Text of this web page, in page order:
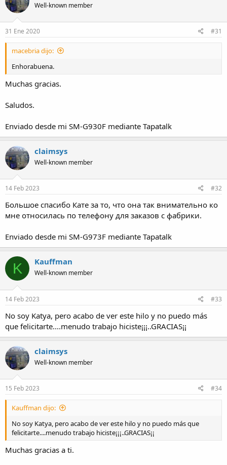
Well-known member
31 Ene 2020 #31
macebria dijo:
Enhorabuena.
Muchas gracias.
Saludos.
Enviado desde mi SM-G930F mediante Tapatalk
claimsys
Well-known member
14 Feb 2023 #32
Большое спасибо Кате за то, что она так внимательно ко
мне относилась по телефону для заказов с фабрики.
Enviado desde mi SM-G973F mediante Tapatalk
K Kauffman
Well-known member
14 Feb 2023 #33
No soy Katya, pero acabo de ver este hilo y no puedo más
que felicitarte....menudo trabajo hiciste¡¡¡..GRACIAS¡¡
claimsys
Well-known member
15 Feb 2023 #34
Kauffman dijo:
No soy Katya, pero acabo de ver este hilo y no puedo más que
felicitarte....menudo trabajo hiciste¡¡¡..GRACIAS¡¡
Muchas gracias a ti.